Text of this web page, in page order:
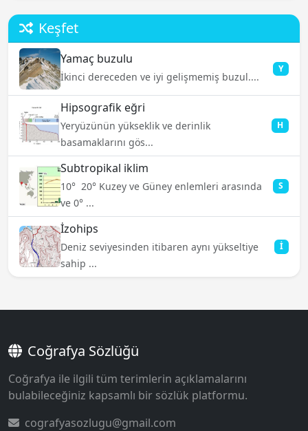
Keşfet
Yamaç buzulu
İkinci dereceden ve iyi gelişmemiş buzul....
Y
Hipsografik eğri
Yeryüzünün yükseklik ve derinlik
basamaklarını gös...
H
Subtropikal iklim
10°  20° Kuzey ve Güney enlemleri arasında
ve 0° ...
S
İzohips
Deniz seviyesinden itibaren aynı yükseltiye
sahip ...
İ
Coğrafya Sözlüğü
Coğrafya ile ilgili tüm terimlerin açıklamalarını
bulabileceğiniz kapsamlı bir sözlük platformu.
cografyasozlugu@gmail.com